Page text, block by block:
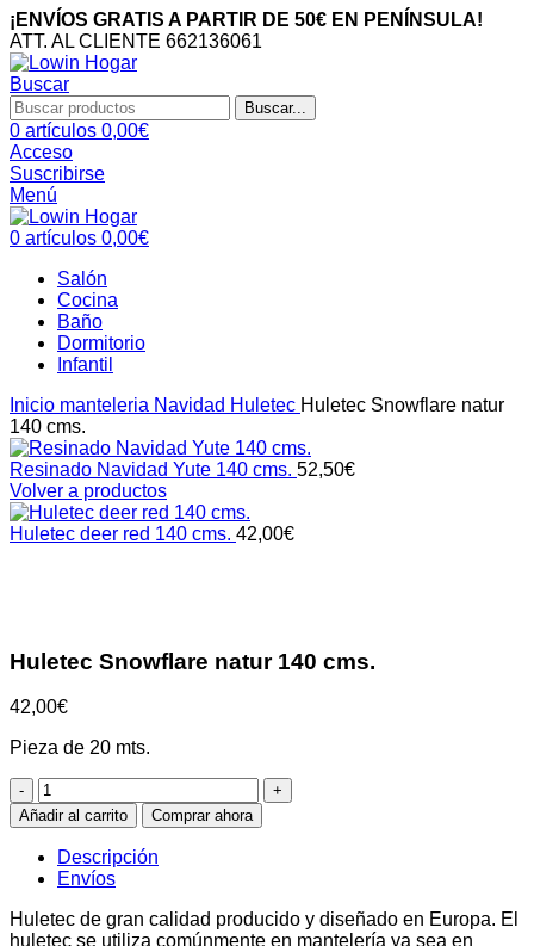
¡ENVÍOS GRATIS A PARTIR DE 50€ EN PENÍNSULA!
ATT. AL CLIENTE 662136061
Buscar
Buscar...
0 artículos 0,00€
Acceso
Suscribirse
Menú
0 artículos 0,00€
Salón
Cocina
Baño
Dormitorio
Infantil
Inicio manteleria Navidad Huletec Huletec Snowflare natur
140 cms.
Resinado Navidad Yute 140 cms. 52,50€
Volver a productos
Huletec deer red 140 cms. 42,00€
Huletec Snowflare natur 140 cms.
42,00€
Pieza de 20 mts.
Huletec
Snowflare
natur
140
cms.
cantidad
Añadir al carrito Comprar ahora
Descripción
Envíos
Huletec de gran calidad producido y diseñado en Europa. El
huletec se utiliza comúnmente en mantelería ya sea en